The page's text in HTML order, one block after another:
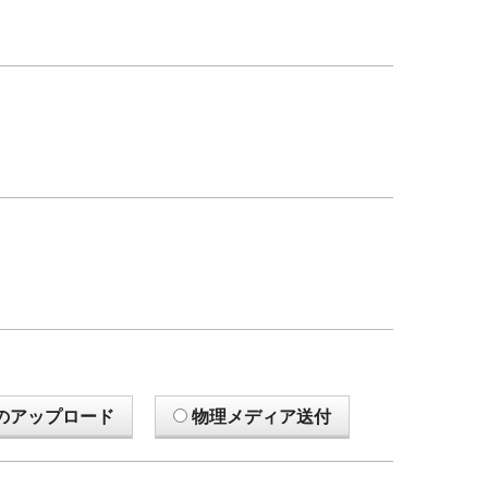
アップロード 物理メディア送付